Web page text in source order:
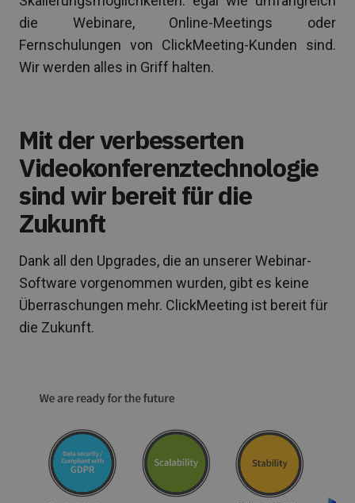
die Webinare, Online-Meetings oder
Fernschulungen von ClickMeeting-Kunden sind.
Wir werden alles in Griff halten.
Mit der verbesserten
Videokonferenztechnologie
sind wir bereit für die
Zukunft
Dank all den Upgrades, die an unserer Webinar-
Software vorgenommen wurden, gibt es keine
Überraschungen mehr. ClickMeeting ist bereit für
die Zukunft.